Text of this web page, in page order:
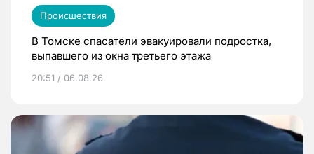
Происшествия
В Томске спасатели эвакуировали подростка,
выпавшего из окна третьего этажа
20:51 / 06.08.26